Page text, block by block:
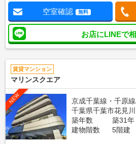
空室確認 無料
お店にLINEで
賃貸マンション
マリンスクエア
NEW
京成千葉線・千原
千葉県千葉市花見
築年数
築31年
建物階数
5階建